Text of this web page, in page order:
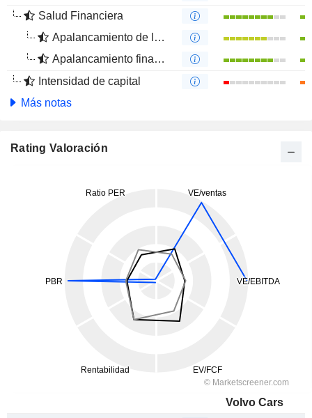
Salud Financiera
Apalancamiento de la deuda
Apalancamiento financiero
Intensidad de capital
Más notas
Rating Valoración
Volvo Cars